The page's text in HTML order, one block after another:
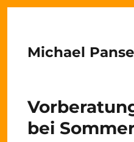
Michael Panse
bei